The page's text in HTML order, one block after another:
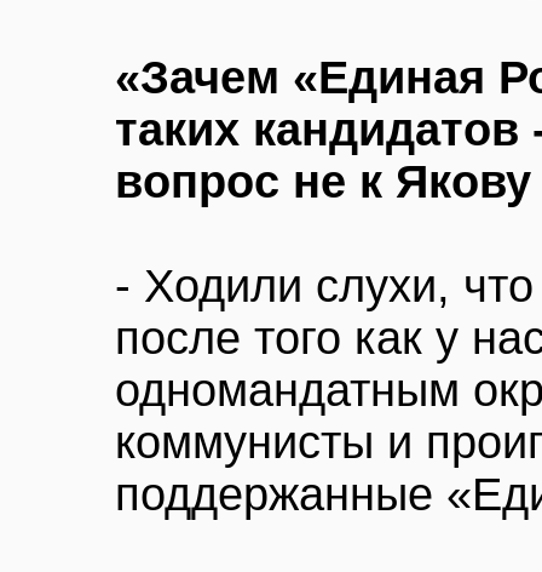
«Зачем «Единая
таких кандидатов
вопрос не к
- Ходили слухи,
после того как у
одномандатным
коммунисты и
поддержанные